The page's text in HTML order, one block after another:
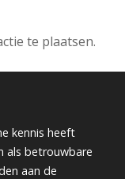
te plaatsen.
kennis heeft
als betrouwbare
aan de